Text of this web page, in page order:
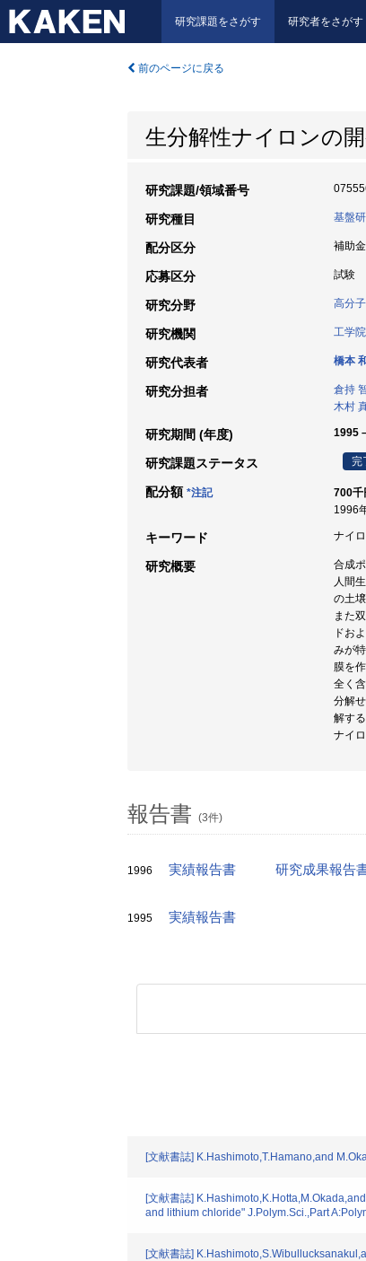
研究課題をさがす 研究者をさがす
前のページに戻る
生分解性ナイロンの
研究課題/領域番号
研究種目 基盤
配分区分 補助金
応募区分 試験
研究分野 高分
研究機関 工学
研究代表者 橋本
研究分担者 倉持
木村
研究期間 (年度) 1995
研究課題ステータス 完
配分額 *注記
700千
1996
キーワード ナイ
研究概要
合成
人間
の土
また
ドお
みが
膜を
全く
分解
解す
ナイ
報告書 (3件)
1996 実績報告書 研究成果報告
1995 実績報告書
[文献書誌] K.Hashimoto,T.Hamano,and
[文献書誌]
and lithium chloride" J.Polym.Sci.,Part
[文献書誌]